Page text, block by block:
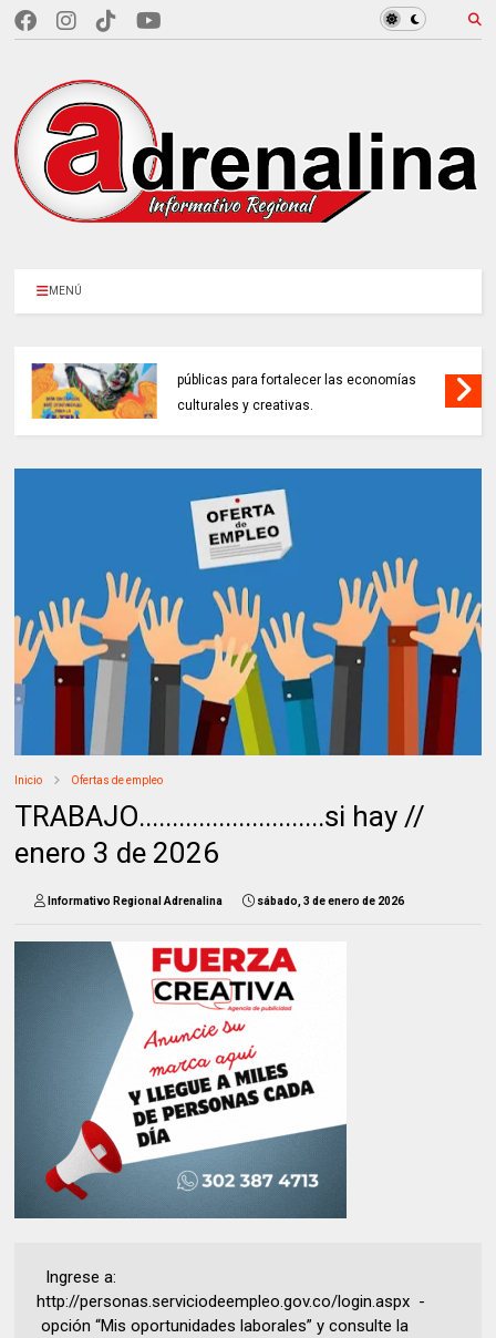
MENÚ
públicas para fortalecer las economías
culturales y creativas.
Inicio Ofertas de empleo
TRABAJO............................si hay //
enero 3 de 2026
Informativo Regional Adrenalina sábado, 3 de enero de 2026
Ingrese a:
http://personas.serviciodeempleo.gov.co/login.aspx -
opción “Mis oportunidades laborales” y consulte la